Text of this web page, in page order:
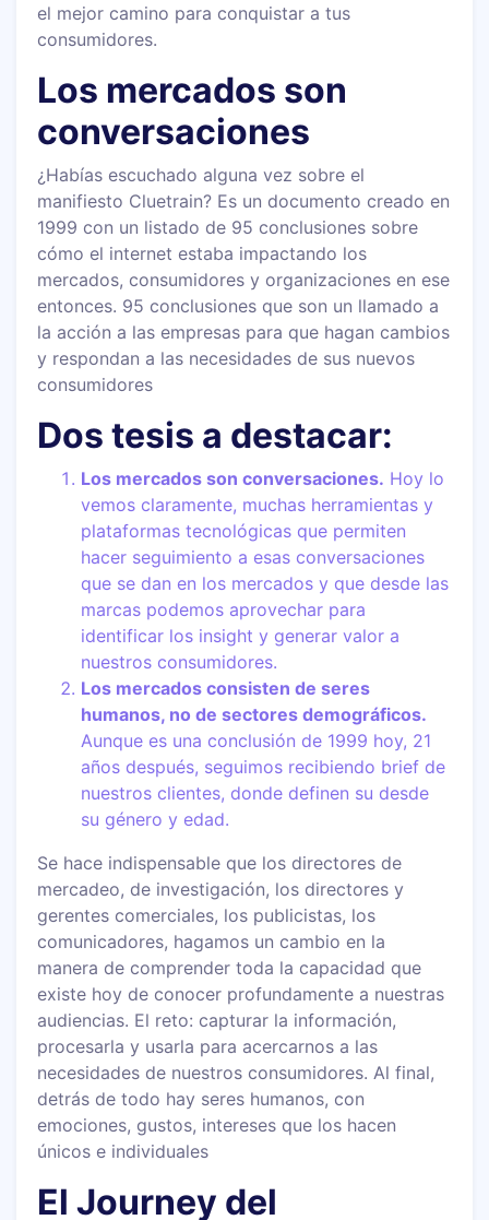
el mejor camino para conquistar a tus
consumidores.
Los mercados son
conversaciones
¿Habías escuchado alguna vez sobre el
manifiesto Cluetrain? Es un documento creado en
1999 con un listado de 95 conclusiones sobre
cómo el internet estaba impactando los
mercados, consumidores y organizaciones en ese
entonces. 95 conclusiones que son un llamado a
la acción a las empresas para que hagan cambios
y respondan a las necesidades de sus nuevos
consumidores
Dos tesis a destacar:
Los mercados son conversaciones. Hoy lo
vemos claramente, muchas herramientas y
plataformas tecnológicas que permiten
hacer seguimiento a esas conversaciones
que se dan en los mercados y que desde las
marcas podemos aprovechar para
identificar los insight y generar valor a
nuestros consumidores.
Los mercados consisten de seres
humanos, no de sectores demográficos.
Aunque es una conclusión de 1999 hoy, 21
años después, seguimos recibiendo brief de
nuestros clientes, donde definen su desde
su género y edad.
Se hace indispensable que los directores de
mercadeo, de investigación, los directores y
gerentes comerciales, los publicistas, los
comunicadores, hagamos un cambio en la
manera de comprender toda la capacidad que
existe hoy de conocer profundamente a nuestras
audiencias. El reto: capturar la información,
procesarla y usarla para acercarnos a las
necesidades de nuestros consumidores. Al final,
detrás de todo hay seres humanos, con
emociones, gustos, intereses que los hacen
únicos e individuales
El Journey del